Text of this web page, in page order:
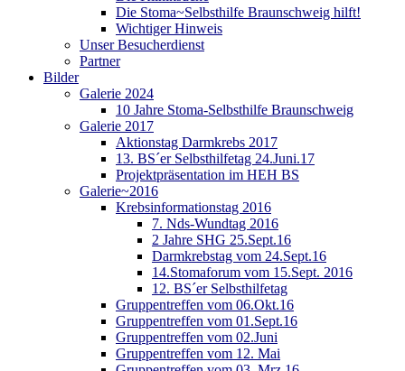
Die Stoma~Selbsthilfe Braunschweig hilft!
Wichtiger Hinweis
Unser Besucherdienst
Partner
Bilder
Galerie 2024
10 Jahre Stoma-Selbsthilfe Braunschweig
Galerie 2017
Aktionstag Darmkrebs 2017
13. BS´er Selbsthilfetag 24.Juni.17
Projektpräsentation im HEH BS
Galerie~2016
Krebsinformationstag 2016
7. Nds-Wundtag 2016
2 Jahre SHG 25.Sept.16
Darmkrebstag vom 24.Sept.16
14.Stomaforum vom 15.Sept. 2016
12. BS´er Selbsthilfetag
Gruppentreffen vom 06.Okt.16
Gruppentreffen vom 01.Sept.16
Gruppentreffen vom 02.Juni
Gruppentreffen vom 12. Mai